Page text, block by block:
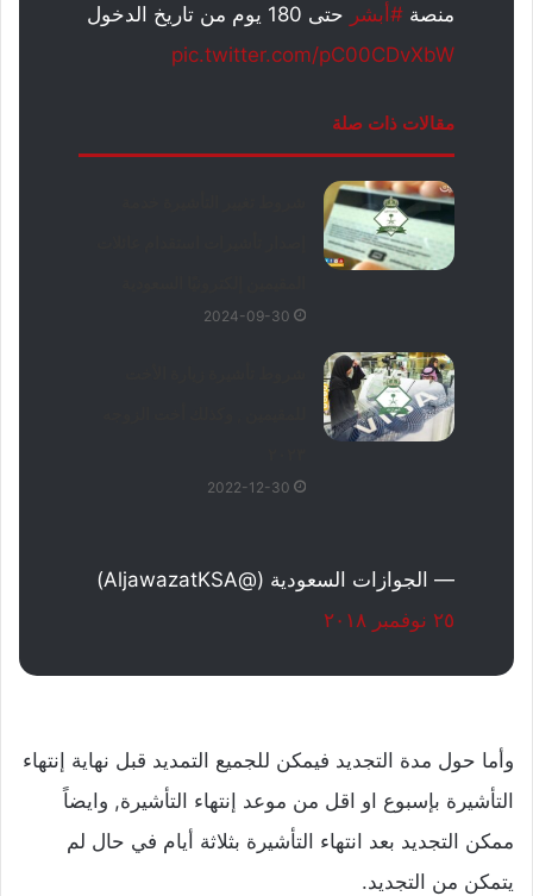
منصة #أبشر حتى 180 يوم من تاريخ الدخول
pic.twitter.com/pC00CDvXbW
مقالات ذات صلة
2024-09-30
2022-12-30
— الجوازات السعودية (@AljawazatKSA)
٢٥ نوفمبر ٢٠١٨
وأما حول مدة التجديد فيمكن للجميع التمديد قبل نهاية إنتهاء
التأشيرة بإسبوع او اقل من موعد إنتهاء التأشيرة, وايضاً
ممكن التجديد بعد انتهاء التأشيرة بثلاثة أيام في حال لم
يتمكن من التجديد.